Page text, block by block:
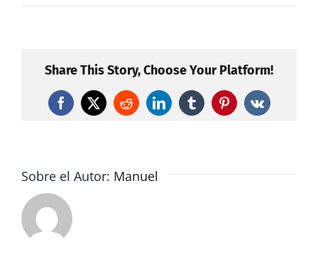
muerto
Share This Story, Choose Your Platform!
Facebook
X RedditLinkedInTumblrPinterest
Vk
Sobre el Autor: Manuel